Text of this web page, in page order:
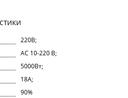
220В;
AC 10-220 В;
5000Вт;
18А;
90%